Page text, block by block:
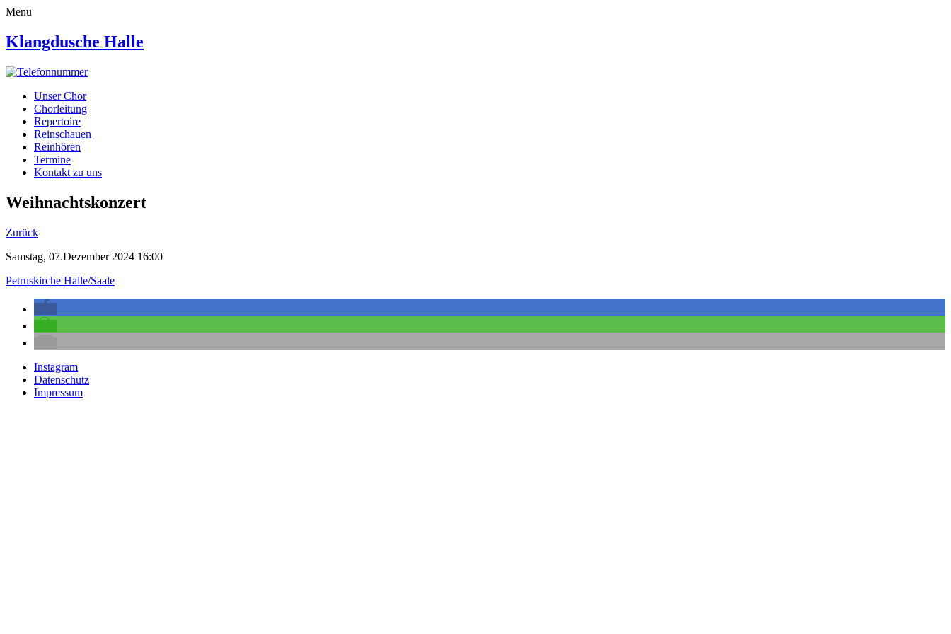
Menu
Klangdusche Halle
Unser Chor
Chorleitung
Repertoire
Reinschauen
Reinhören
Termine
Kontakt zu uns
Weihnachtskonzert
Zurück
Samstag, 07.Dezember 2024 16:00
Petruskirche Halle/Saale
Instagram
Datenschutz
Impressum